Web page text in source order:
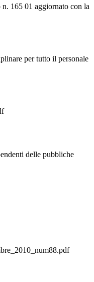
165 01 aggiornato con la
per tutto il personale
delle pubbliche